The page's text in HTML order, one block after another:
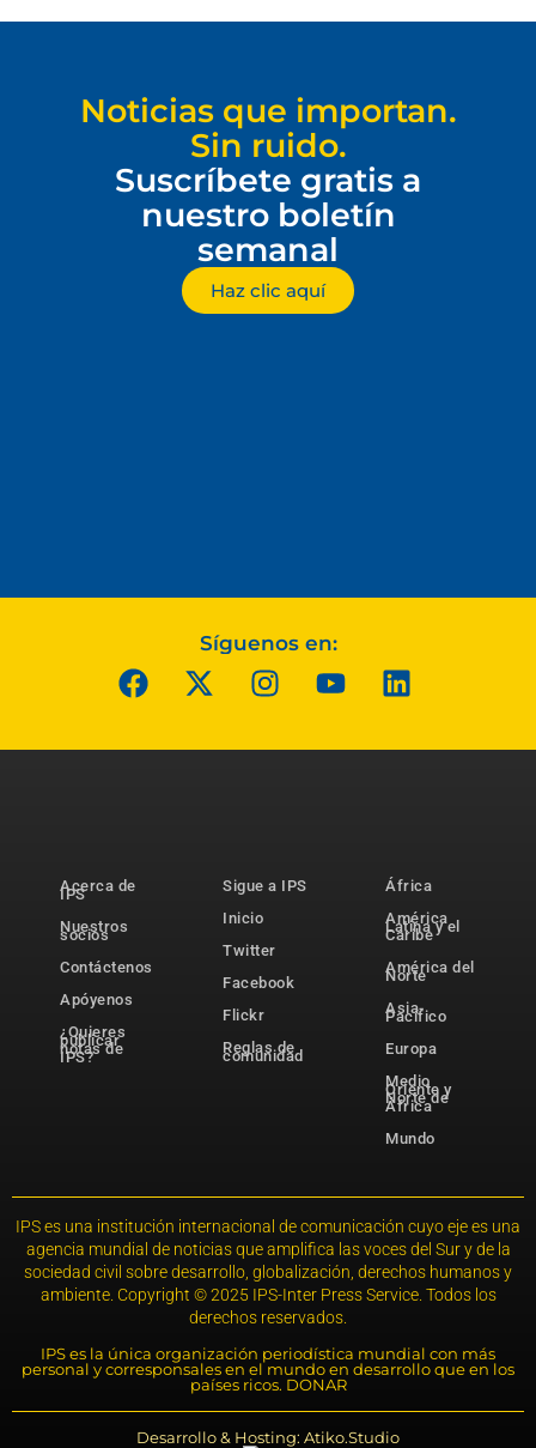
Noticias que importan.
Sin ruido.
Suscríbete gratis a
nuestro boletín
semanal
Haz clic aquí
Síguenos en:
Acerca de
IPS
Nuestros
socios
Contáctenos
Apóyenos
¿Quieres
publicar
notas de
IPS?
Sigue a IPS
Inicio
Twitter
Facebook
Flickr
Reglas de
comunidad
África
América
Latina y el
Caribe
América del
Norte
Asia-
Pacífico
Europa
Medio
Oriente y
Norte de
África
Mundo
IPS es una institución internacional de comunicación cuyo eje es una
agencia mundial de noticias que amplifica las voces del Sur y de la
sociedad civil sobre desarrollo, globalización, derechos humanos y
ambiente. Copyright © 2025 IPS-Inter Press Service. Todos los
derechos reservados.
IPS es la única organización periodística mundial con más
personal y corresponsales en el mundo en desarrollo que en los
países ricos. DONAR
Desarrollo & Hosting: Atiko.Studio